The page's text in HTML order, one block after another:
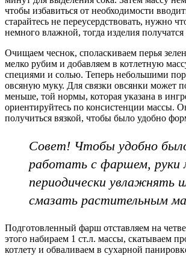
чтобы избавиться от необходимости
старайтесь не переусердствовать, нужно
немного влажной, тогда изделия
Очищаем чеснок, споласкиваем перья
мелко рубим и добавляем в котлетную
специями и солью. Теперь небольшими
овсяную муку. Для связки овсянки может
меньше, той нормы, которая указана в
ориентируйтесь по консистенции массы.
получиться вязкой, чтобы было удобно
Совет! Чтобы удобно
работать с фаршем,
периодически увлажнять
смазать растительным
Подготовленный фарш отставляем на
этого набираем 1 ст.л. массы, скатываем
котлету и обваливаем в сухарной